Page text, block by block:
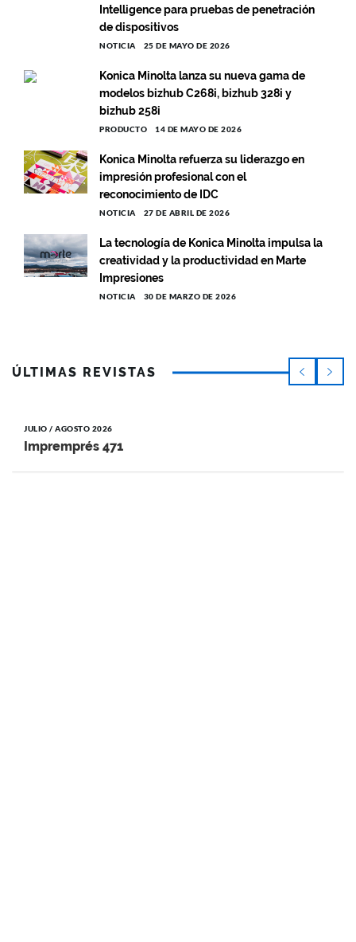
Intelligence para pruebas de penetración
de dispositivos
NOTICIA 25 DE MAYO DE 2026
Konica Minolta lanza su nueva gama de
modelos bizhub C268i, bizhub 328i y
bizhub 258i
PRODUCTO 14 DE MAYO DE 2026
Konica Minolta refuerza su liderazgo en
impresión profesional con el
reconocimiento de IDC
NOTICIA 27 DE ABRIL DE 2026
La tecnología de Konica Minolta impulsa la
creatividad y la productividad en Marte
Impresiones
NOTICIA 30 DE MARZO DE 2026
ÚLTIMAS REVISTAS
JULIO / AGOSTO 2026
Impremprés 471